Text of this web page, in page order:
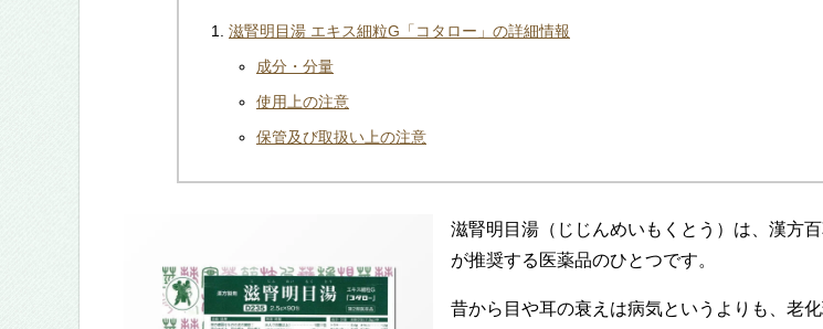
滋腎明目湯 エキス細粒G「コタロー」の詳細情報
成分・分量
使用上の注意
保管及び取扱い上の注意
滋腎明目湯（じじんめいもくとう）は、漢方
が推奨する医薬品のひとつです。
昔から目や耳の衰えは病気というよりも、老